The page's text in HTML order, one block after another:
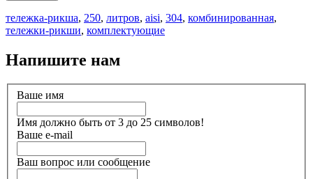
тележка-рикша, 250, литров, aisi, 304, комбинированная,
тележки-рикши, комплектующие
Напишите нам
Ваше имя
Имя должно быть от 3 до 25 символов!
Ваше e-mail
Ваш вопрос или сообщение